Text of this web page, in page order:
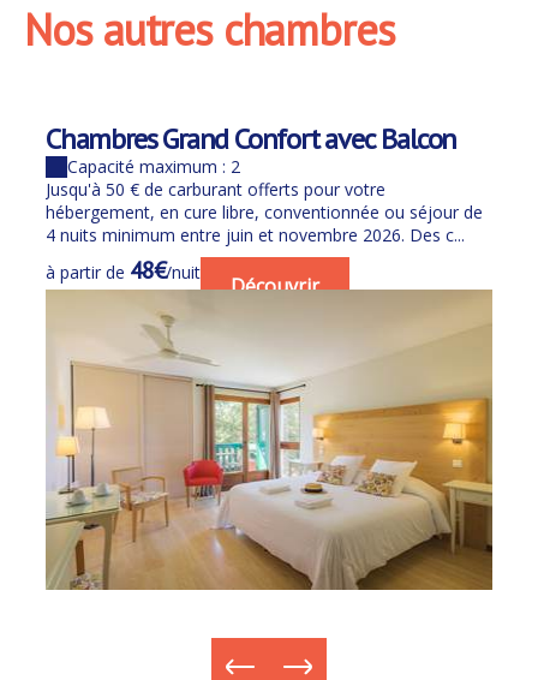
BIO.
Possibilité de petit-
déjeuner room service:
Possibilité de petit-
déjeuner à emporter,
tarif: 8.90€, à réserver
sur place.
Pour les longs séjours,
profitez de nos formules
d'abonnement:
-140€ pour 10 petits-
déjeuners,
-260€ pour 20 petits-
déjeuners.
A réserver sur place.
Ajouter
Nos autres chambres
Chambres Grand Confort avec Balcon
Capacité maximum : 2
Jusqu'à 50 € de carburant offerts pour votre
hébergement, en cure libre, conventionnée ou séjour de
4 nuits minimum entre juin et novembre 2026. Des c...
à partir de 48€/nuit
Découvrir